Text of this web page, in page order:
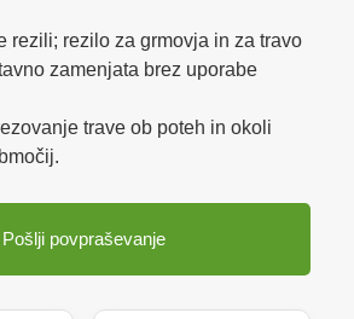
rezili; rezilo za grmovja in za travo
zamenjata brez uporabe
trave ob poteh in okoli
Pošlji povpraševanje